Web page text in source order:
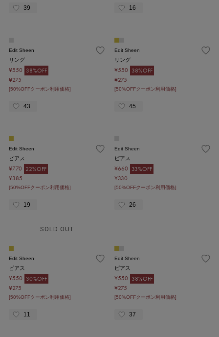
39 16
Edit Sheen
リング
¥550 38%OFF
¥275
[50%OFFクーポン利用価格]
43
Edit Sheen
リング
¥550 38%OFF
¥275
[50%OFFクーポン利用価格]
45
Edit Sheen
ピアス
¥770 22%OFF
¥385
[50%OFFクーポン利用価格]
19
Edit Sheen
ピアス
¥660 33%OFF
¥330
[50%OFFクーポン利用価格]
26
SOLD OUT
Edit Sheen
ピアス
¥550 30%OFF
¥275
[50%OFFクーポン利用価格]
11
Edit Sheen
ピアス
¥550 38%OFF
¥275
[50%OFFクーポン利用価格]
37